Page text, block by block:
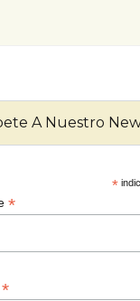
A Nuestro
*
*
*